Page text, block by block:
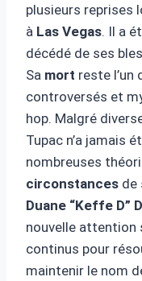
plusieurs reprises
à Las Vegas. Il a
décédé de ses
Sa mort reste l’un
controversés et
hop. Malgré
Tupac n’a jamais
nombreuses
circonstances de
Duane “Keffe D”
nouvelle attention
continus pour
maintenir le nom